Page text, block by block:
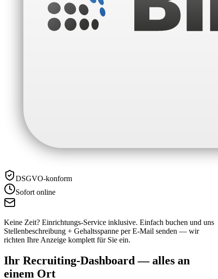
DSGVO-konform
Sofort online
Keine Zeit? Einrichtungs-Service inklusive. Einfach buchen und uns
Stellenbeschreibung + Gehaltsspanne per E-Mail senden — wir
richten Ihre Anzeige komplett für Sie ein.
Ihr Recruiting-Dashboard — alles an
einem Ort